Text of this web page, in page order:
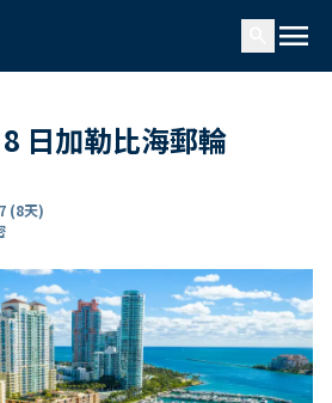
menu
日加勒比海郵輪
(8天)